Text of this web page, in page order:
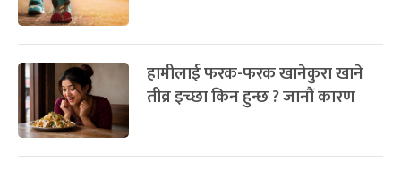
हामीलाई फरक-फरक खानेकुरा खाने
तीव्र इच्छा किन हुन्छ ? जानौं कारण